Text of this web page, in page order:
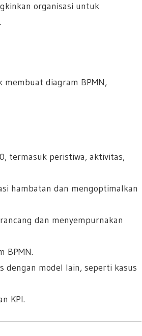
organisasi untuk
diagram BPMN,
termasuk peristiwa, aktivitas,
hambatan dan mengoptimalkan
dan menyempurnakan
BPMN.
dengan model lain, seperti kasus
KPI.